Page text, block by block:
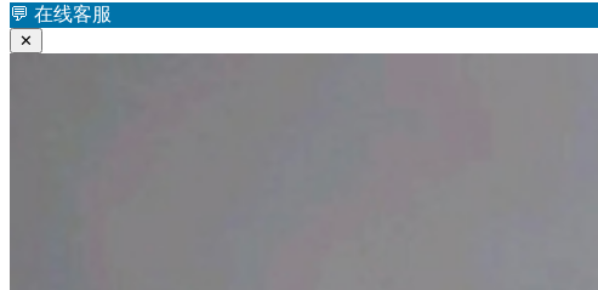
导
航
章：
文
💬 在线客服
✕